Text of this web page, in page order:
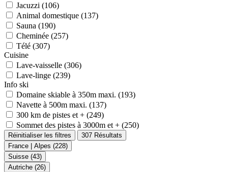
Jacuzzi (106)
Animal domestique (137)
Sauna (190)
Cheminée (257)
Télé (307)
Cuisine
Lave-vaisselle (306)
Lave-linge (239)
Info ski
Domaine skiable à 350m maxi. (193)
Navette à 500m maxi. (137)
300 km de pistes et + (249)
Sommet des pistes à 3000m et + (250)
Réinitialiser les filtres
307 Résultats
France | Alpes (228)
Suisse (43)
Autriche (26)